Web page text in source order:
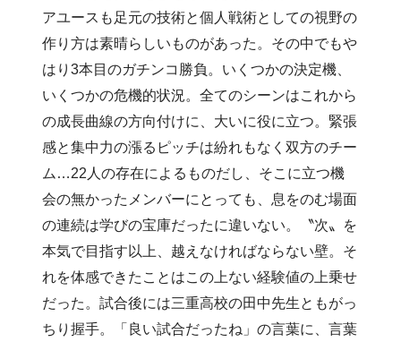
アユースも足元の技術と個人戦術としての視野の
作り方は素晴らしいものがあった。その中でもや
はり3本目のガチンコ勝負。いくつかの決定機、
いくつかの危機的状況。全てのシーンはこれから
の成長曲線の方向付けに、大いに役に立つ。緊張
感と集中力の漲るピッチは紛れもなく双方のチー
ム…22人の存在によるものだし、そこに立つ機
会の無かったメンバーにとっても、息をのむ場面
の連続は学びの宝庫だったに違いない。〝次〟を
本気で目指す以上、越えなければならない壁。そ
れを体感できたことはこの上ない経験値の上乗せ
だった。試合後には三重高校の田中先生ともがっ
ちり握手。「良い試合だったね」の言葉に、言葉